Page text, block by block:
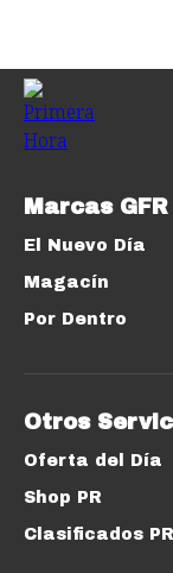
Marcas
El Nuevo Día
Magacín
Por Dentro
Otros
Oferta del Día
Shop PR
Clasificados PR